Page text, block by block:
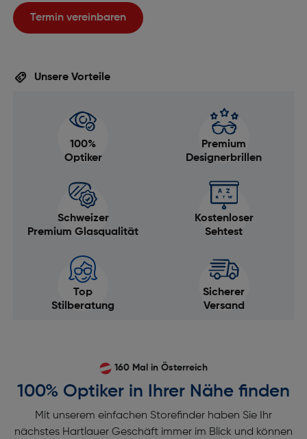
Termin vereinbaren
Unsere Vorteile
100%
Optiker
Premium
Designerbrillen
Schweizer
Premium Glasqualität
Kostenloser
Sehtest
Top
Stilberatung
Sicherer
Versand
160 Mal in Österreich
100% Optiker in Ihrer Nähe finden
Mit unserem einfachen Storefinder haben Sie Ihr
nächstes Hartlauer Geschäft immer im Blick und können